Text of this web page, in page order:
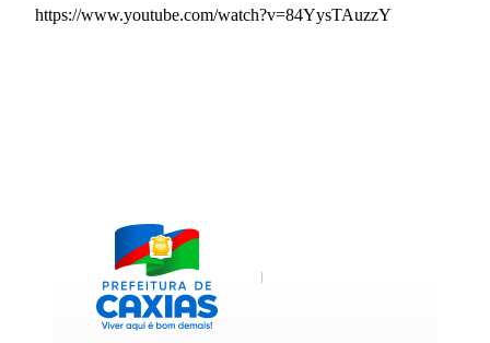
https://www.youtube.com/watch?v=84YysTAuzzY